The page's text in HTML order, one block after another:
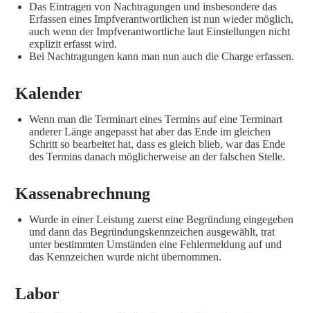
Das Eintragen von Nachtragungen und insbesondere das
Erfassen eines Impfverantwortlichen ist nun wieder möglich,
auch wenn der Impfverantwortliche laut Einstellungen nicht
explizit erfasst wird.
Bei Nachtragungen kann man nun auch die Charge erfassen.
Kalender
Wenn man die Terminart eines Termins auf eine Terminart
anderer Länge angepasst hat aber das Ende im gleichen
Schritt so bearbeitet hat, dass es gleich blieb, war das Ende
des Termins danach möglicherweise an der falschen Stelle.
Kassenabrechnung
Wurde in einer Leistung zuerst eine Begründung eingegeben
und dann das Begründungskennzeichen ausgewählt, trat
unter bestimmten Umständen eine Fehlermeldung auf und
das Kennzeichen wurde nicht übernommen.
Labor